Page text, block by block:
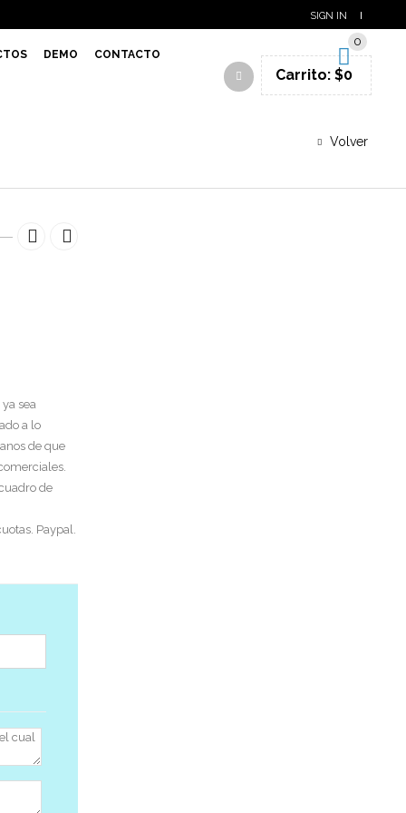
SIGN IN
DEMO CONTACTO
0
Carrito: $0
Volver
sea
a lo
de que
de
Paypal.